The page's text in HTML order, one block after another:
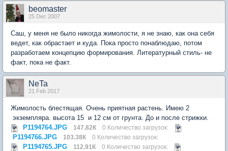
beomaster
25 Dec 2007
Саш, у меня не было никогда жимолости, я не знаю, как она себя
ведет, как обрастает и куда. Пока просто понаблюдаю, потом
разработаем концепцию формирования. Литературный стиль- не
факт, пока не факт.
NeTa
21 Feb 2017
Жимолость блестящая. Очень приятная растень. Имею 2
экземпляра. высота 15 и 12 см от грунта. До и после стрижки.
P1194764.JPG
147.82К 0 Количество загрузок:
P1194766.JPG 103.38К 0 Количество загрузок:
P1194765.JPG 112.91К 0 Количество загрузок: